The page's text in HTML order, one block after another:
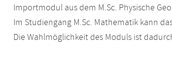
Importmodul aus dem M.Sc. Physische
Im Studiengang M.Sc. Mathematik kann
Die Wahlmöglichkeit des Moduls ist